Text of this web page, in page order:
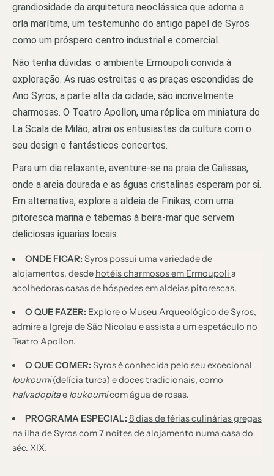
grandiosidade da arquitetura neoclássica que adorna a
orla marítima, um testemunho do antigo papel de Syros
como um próspero centro industrial e comercial.
Não tenha dúvidas: o ambiente Ermoupoli convida à
exploração. As ruas estreitas e as praças escondidas de
Ano Syros, a parte alta da cidade, são incrivelmente
charmosas. O Teatro Apollon, uma réplica em miniatura do
La Scala de Milão, atrai os entusiastas da cultura com o
seu design e fantásticos concertos.
Para um dia relaxante, aventure-se na praia de Galissas,
onde a areia dourada e as águas cristalinas esperam por si.
Em alternativa, explore a aldeia de Finikas, com uma
pitoresca marina e tabernas à beira-mar que servem
deliciosas iguarias locais.
ONDE FICAR: Syros possui uma variedade de
alojamentos, desde hotéis charmosos em Ermoupoli a
acolhedoras casas de hóspedes em aldeias pitorescas.
O QUE FAZER: Explore o Museu Arqueológico de Syros,
admire a Igreja de São Nicolau e assista a um espetáculo no
Teatro Apollon.
O QUE COMER: Syros é conhecida pelo seu excecional
loukoumi(delícia turca) e doces tradicionais, como
halvadopitae loukoumicom água de rosas.
PROGRAMA ESPECIAL: 8 dias de férias culinárias gregas
na ilha de Syros com 7 noites de alojamento numa casa do
séc. XIX.